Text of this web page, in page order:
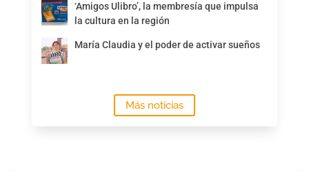
‘Amigos Ulibro’, la membresía que impulsa
la cultura en la región
María Claudia y el poder de activar sueños
Más noticias